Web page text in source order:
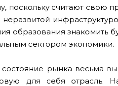
поскольку считают
образования знакомить
сектором экономики.
рынка весьма
для себя отрасль.